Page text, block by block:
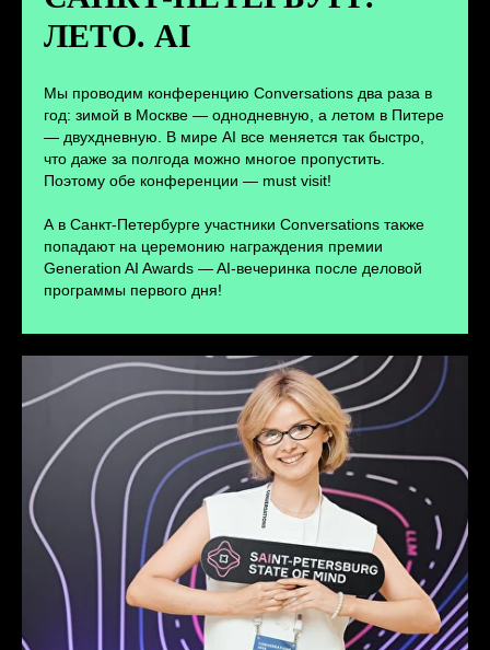
ЛЕТО. AI
Мы проводим конференцию Conversations два раза в
год: зимой в Москве — однодневную, а летом в Питере
— двухдневную. В мире AI все меняется так быстро,
что даже за полгода можно многое пропустить.
Поэтому обе конференции — must visit!
А в Санкт-Петербурге участники Conversations также
попадают на церемонию награждения премии
Generation AI Awards — AI-вечеринка после деловой
программы первого дня!